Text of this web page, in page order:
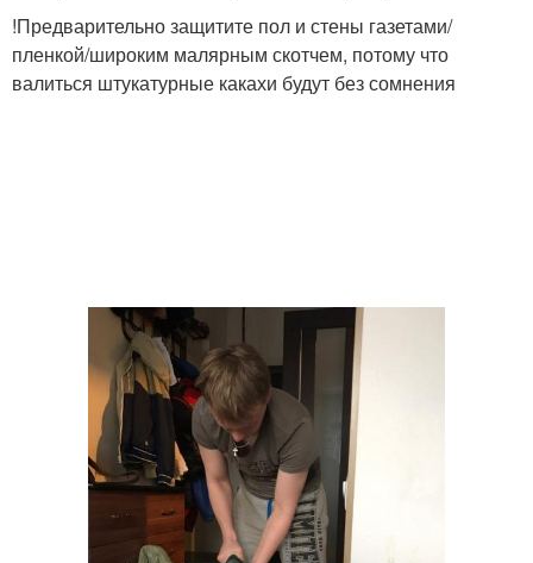
!Предварительно защитите пол и стены газетами/
пленкой/широким малярным скотчем, потому что
валиться штукатурные какахи будут без сомнения